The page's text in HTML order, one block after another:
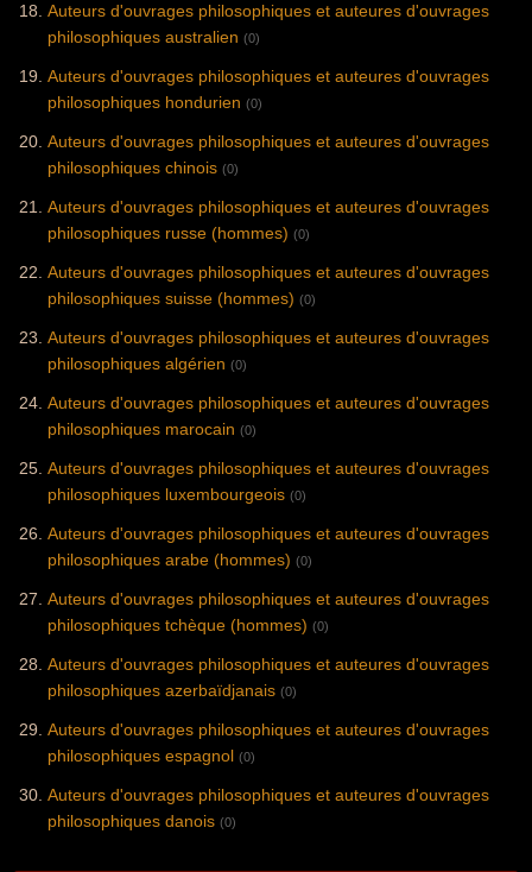
Auteurs d'ouvrages philosophiques et auteures d'ouvrages
philosophiques australien (0)
Auteurs d'ouvrages philosophiques et auteures d'ouvrages
philosophiques hondurien (0)
Auteurs d'ouvrages philosophiques et auteures d'ouvrages
philosophiques chinois (0)
Auteurs d'ouvrages philosophiques et auteures d'ouvrages
philosophiques russe (hommes) (0)
Auteurs d'ouvrages philosophiques et auteures d'ouvrages
philosophiques suisse (hommes) (0)
Auteurs d'ouvrages philosophiques et auteures d'ouvrages
philosophiques algérien (0)
Auteurs d'ouvrages philosophiques et auteures d'ouvrages
philosophiques marocain (0)
Auteurs d'ouvrages philosophiques et auteures d'ouvrages
philosophiques luxembourgeois (0)
Auteurs d'ouvrages philosophiques et auteures d'ouvrages
philosophiques arabe (hommes) (0)
Auteurs d'ouvrages philosophiques et auteures d'ouvrages
philosophiques tchèque (hommes) (0)
Auteurs d'ouvrages philosophiques et auteures d'ouvrages
philosophiques azerbaïdjanais (0)
Auteurs d'ouvrages philosophiques et auteures d'ouvrages
philosophiques espagnol (0)
Auteurs d'ouvrages philosophiques et auteures d'ouvrages
philosophiques danois (0)